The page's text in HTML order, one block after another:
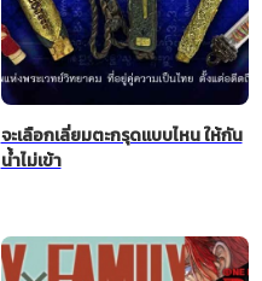
จะเลือกเลี่ยมตะกรุดแบบไหน ให้กัน
น้ำไม่เข้า